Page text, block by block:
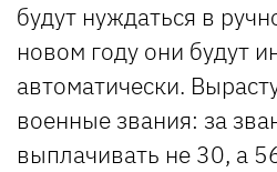
будут нуждаться в
новом году они будут
автоматически.
военные звания: за
выплачивать не 30, а